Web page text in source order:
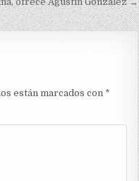
están marcados con *